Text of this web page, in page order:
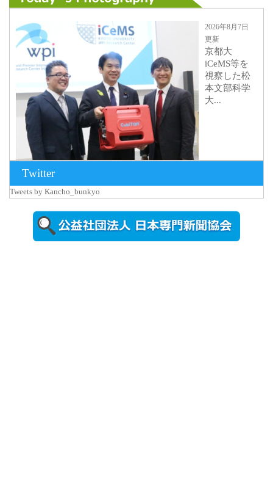
2026年8月7日
更新
京都大
iCeMS等を
視察した松
本文部科学
大...
2026年8月5日
更新
農工大で大
Twitter
Tweets by Kancho_bunkyo